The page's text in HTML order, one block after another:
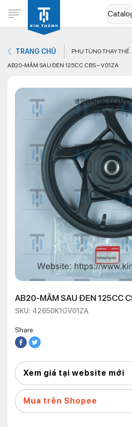
Không có sản phẩm nào
TRANG CHỦ PHỤ TÙNG THAY THẾ
AB20-MÂM SAU ĐEN 125CC CBS – V01ZA
AB20-MÂM SAU ĐEN 125CC
SKU: 42650K1GV01ZA
Share:
Xem giá tại website mới
Mua trên Shopee